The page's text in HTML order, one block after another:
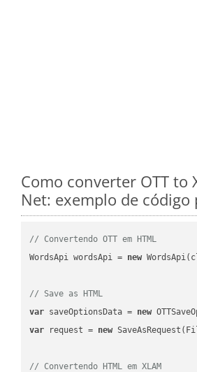
Como converter OTT to
Net: exemplo de código
// Convertendo OTT em HTML
WordsApi wordsApi = new
// Save as HTML
var saveOptionsData = new
var request = new
// Convertendo HTML em XLAM